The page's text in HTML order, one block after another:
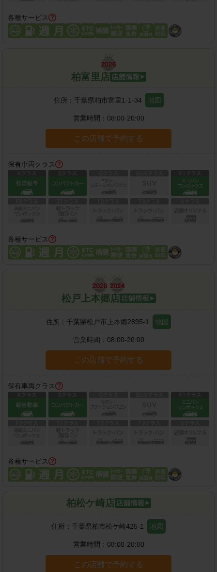
各種サービス
柏富里店
住所： 千葉県柏市富里1-1-34 地図
営業時間： 08:00-20:00
この店舗で予約する
保有車両クラス
各種サービス
松戸上本郷店
住所： 千葉県松戸市上本郷2895-1 地図
営業時間： 08:00-20:00
この店舗で予約する
保有車両クラス
各種サービス
柏松ケ崎店
住所： 千葉県柏市松ケ崎425-1 地図
営業時間： 08:00-20:00
この店舗で予約する